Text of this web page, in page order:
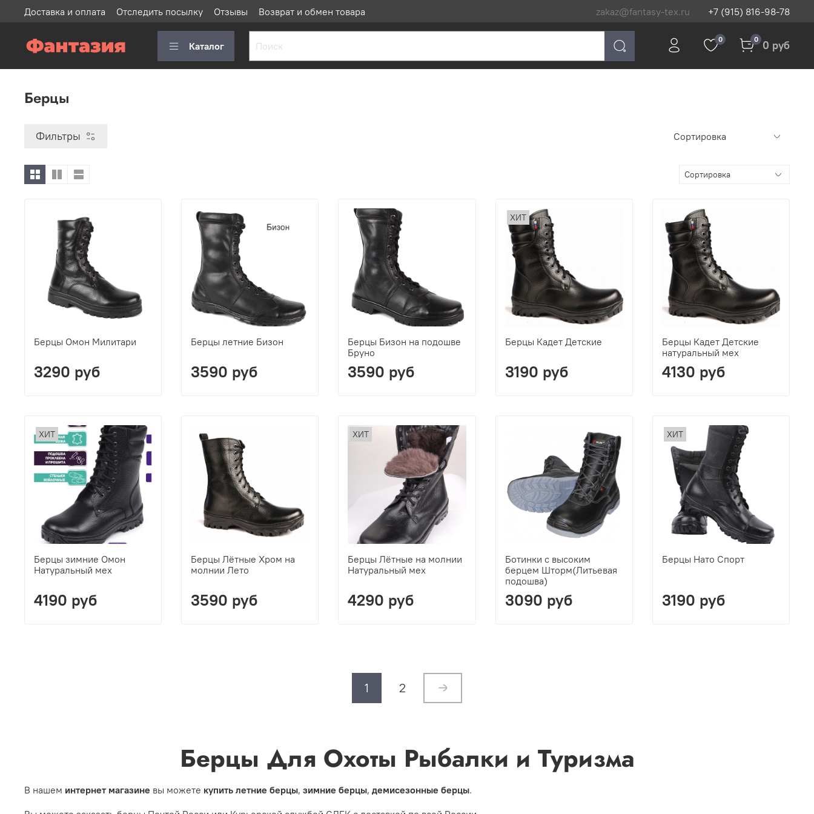
Доставка и оплата Отследить посылку Отзывы Возврат и обмен товара zakaz@fantasy-tex.ru +7 (915) 816-98-78
Каталог
0 0 0 руб
Берцы
Фильтры
Берцы Омон Милитари
3290 руб
Берцы летние Бизон
3590 руб
Берцы Бизон на подошве
Бруно
3590 руб
ХИТ
Берцы Кадет Детские
3190 руб
Берцы Кадет Детские
натуральный мех
4130 руб
ХИТ
Берцы зимние Омон
Натуральный мех
4190 руб
Берцы Лётные Хром на
молнии Лето
3590 руб
ХИТ
Берцы Лётные на молнии
Натуральный мех
4290 руб
Ботинки с высоким
берцем Шторм(Литьевая
подошва)
3090 руб
ХИТ
Берцы Нато Спорт
3190 руб
1 2
Берцы Для Охоты Рыбалки и Туризма
В нашем интернет магазине вы можете купить летние берцы, зимние берцы, демисезонные берцы.